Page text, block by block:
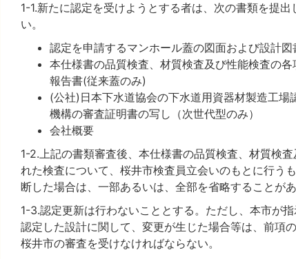
1-1.新たに認定を受けようとする者は、次の書類を提
い。
認定を申請するマンホール蓋の図面および設計図
本仕様書の品質検査、材質検査及び性能検査の
報告書(従来蓋のみ)
(公社)日本下水道協会の下水道用資器材製造工
機構の審査証明書の写し（次世代型のみ）
会社概要
1-2.上記の書類審査後、本仕様書の品質検査、材質検
れた検査について、桜井市検査員立会いのもとに行う
断した場合は、一部あるいは、全部を省略することがあ
1-3.認定更新は行わないこととする。ただし、本市が
認定した設計に関して、変更が生じた場合等は、前項
桜井市の審査を受けなければならない。